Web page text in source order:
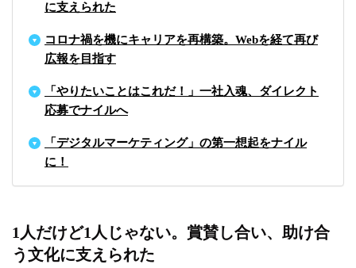
に支えられた
コロナ禍を機にキャリアを再構築。Webを経て再び
広報を目指す
「やりたいことはこれだ！」一社入魂、ダイレクト
応募でナイルへ
「デジタルマーケティング」の第一想起をナイル
に！
1人だけど1人じゃない。賞賛し合い、助け合
う文化に支えられた